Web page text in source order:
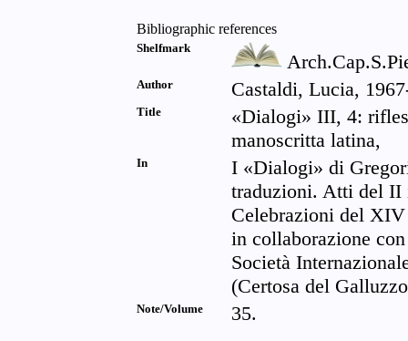
Bibliographic references
Shelfmark
Author Castaldi, Lucia,
Title
«Dialogi» III, 4:
manoscritta latina,
In
I «Dialogi» di
traduzioni. Atti del II
Celebrazioni del
in collaborazione
Società
(Certosa del
Note/Volume 35.